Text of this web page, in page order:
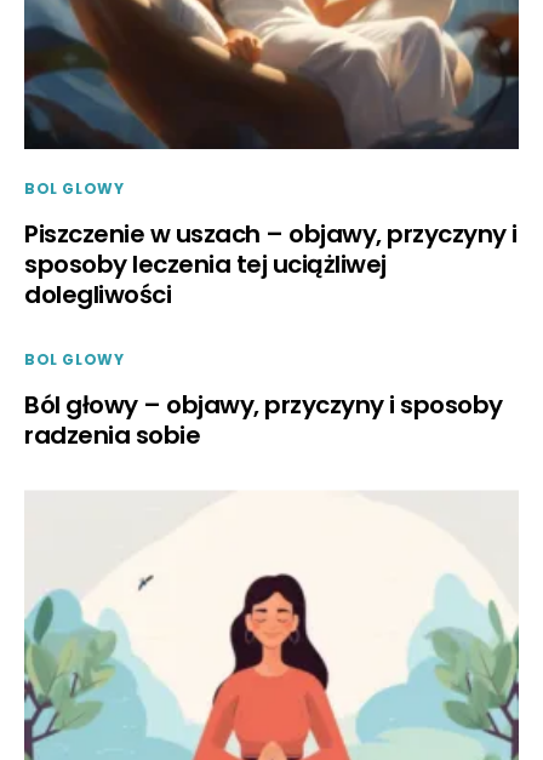
BOL GLOWY
Piszczenie w uszach – objawy, przyczyny i
sposoby leczenia tej uciążliwej
dolegliwości
BOL GLOWY
Ból głowy – objawy, przyczyny i sposoby
radzenia sobie